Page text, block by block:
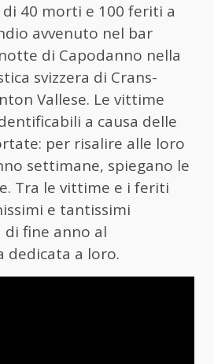
40 morti e 100 feriti a
avvenuto nel bar
di Capodanno nella
svizzera di Crans-
Vallese. Le vittime
a causa delle
per risalire alle loro
settimane, spiegano le
Tra le vittime e i feriti
e tantissimi
fine anno al
dedicata a loro.